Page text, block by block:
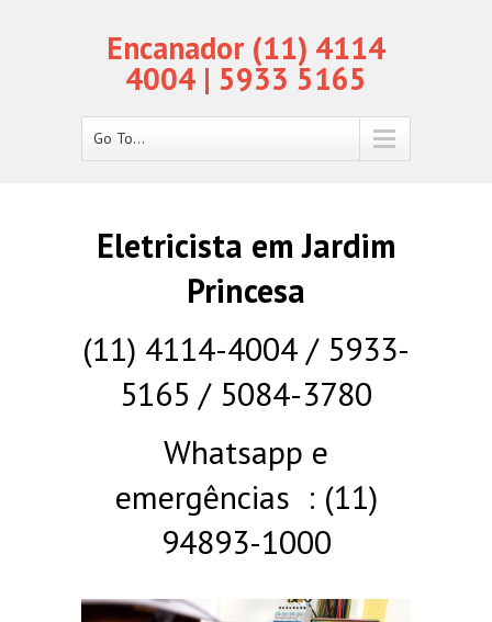
Encanador (11) 4114
4004 | 5933 5165
Go To...
Eletricista em Jardim
Princesa
(11) 4114-4004 / 5933-
5165 / 5084-3780
Whatsapp e
emergências : (11)
94893-1000